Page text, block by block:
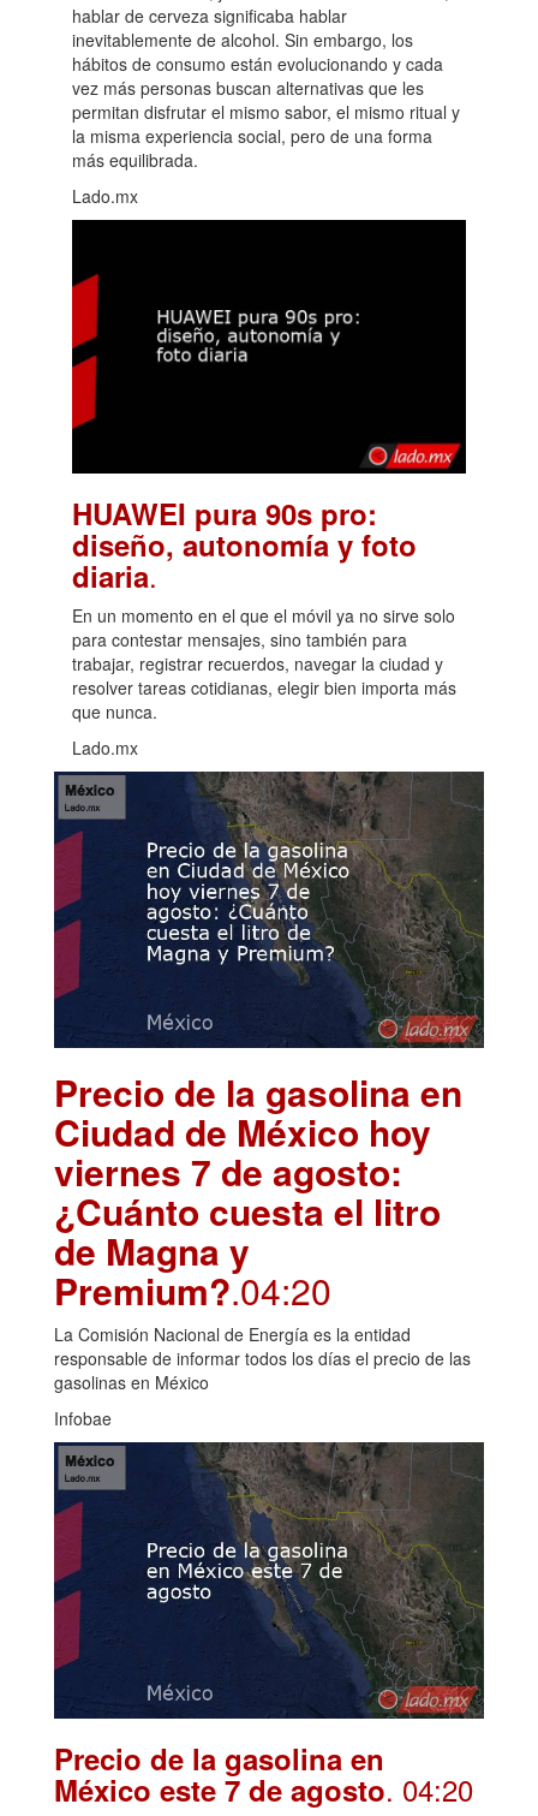
hablar de cerveza significaba hablar
inevitablemente de alcohol. Sin embargo, los
hábitos de consumo están evolucionando y cada
vez más personas buscan alternativas que les
permitan disfrutar el mismo sabor, el mismo ritual y
la misma experiencia social, pero de una forma
más equilibrada.
Lado.mx
HUAWEI pura 90s pro:
diseño, autonomía y foto
diaria.
En un momento en el que el móvil ya no sirve solo
para contestar mensajes, sino también para
trabajar, registrar recuerdos, navegar la ciudad y
resolver tareas cotidianas, elegir bien importa más
que nunca.
Lado.mx
Precio de la gasolina en
Ciudad de México hoy
viernes 7 de agosto:
¿Cuánto cuesta el litro
de Magna y
Premium?.04:20
La Comisión Nacional de Energía es la entidad
responsable de informar todos los días el precio de las
gasolinas en México
Infobae
Precio de la gasolina en
México este 7 de agosto. 04:20